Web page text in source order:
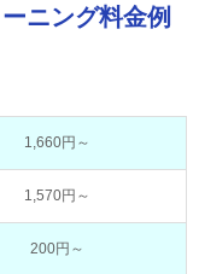
ニング料金例
1,660円～
1,570円～
200円～